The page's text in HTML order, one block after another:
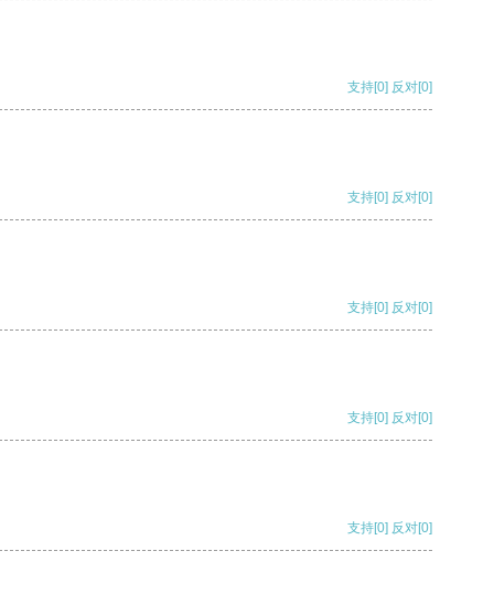
支持[0] 反对[0]
支持[0] 反对[0]
支持[0] 反对[0]
支持[0] 反对[0]
支持[0] 反对[0]